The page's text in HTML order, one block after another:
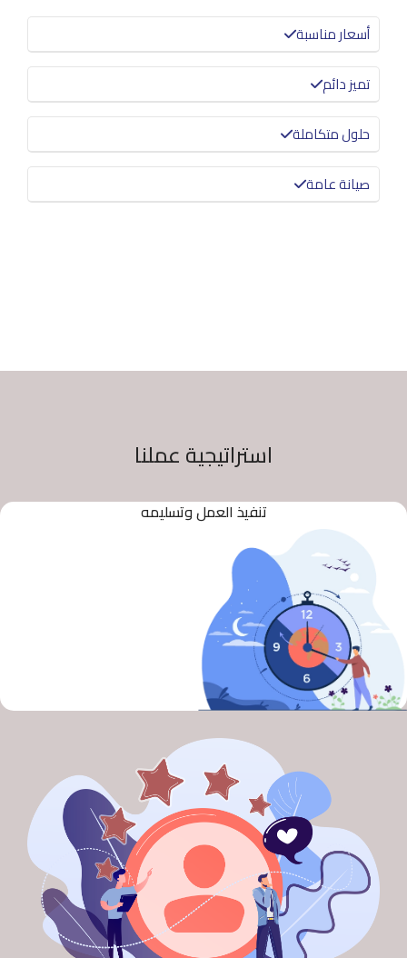
أسعار مناسبة
تميز دائم
حلول متكاملة
صيانة عامة
استراتيجية عملنا
تنفيذ العمل وتسليمه